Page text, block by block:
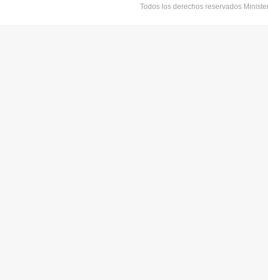
Todos los derechos reservados